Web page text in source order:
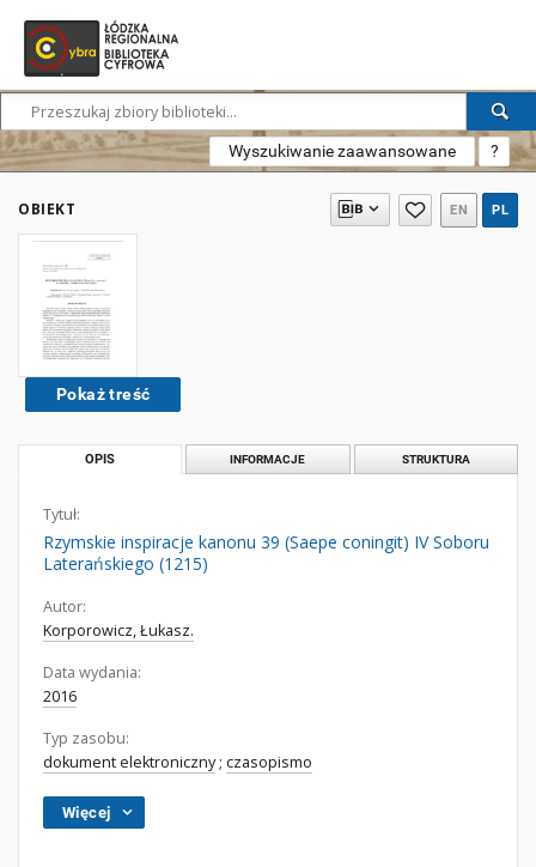
Wyszukiwanie zaawansowane ?
OBIEKT EN PL
Pokaż treść
OPIS INFORMACJE STRUKTURA
Tytuł:
Rzymskie inspiracje kanonu 39 (Saepe coningit) IV Soboru
Laterańskiego (1215)
Autor:
Korporowicz, Łukasz.
Data wydania:
2016
Typ zasobu:
dokument elektroniczny; czasopismo
Więcej